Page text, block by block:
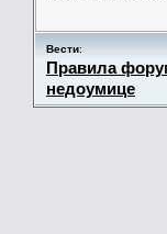
Вести:
Правила
недоумице